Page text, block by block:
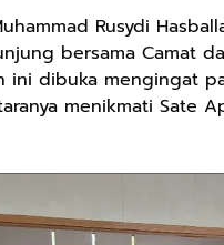
Rusydi
bersama Camat
ini dibuka mengingat
menikmati Sate